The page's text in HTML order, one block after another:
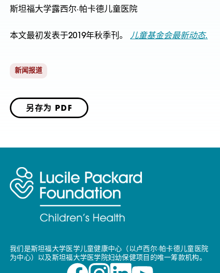
斯坦福大学露西尔·帕卡德儿童医院
本文最初发表于2019年秋季刊。 儿童基金会最新动态.
新闻报道
另存为 PDF
我们是斯坦福大学医学儿童健康中心（以卢西尔·帕卡德儿童医院
为中心）以及斯坦福大学医学院妇幼保健项目的唯一筹款机构。